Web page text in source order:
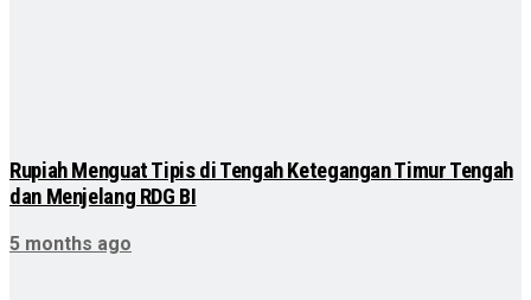
Rupiah Menguat Tipis di Tengah Ketegangan Timur Tengah
dan Menjelang RDG BI
5 months ago